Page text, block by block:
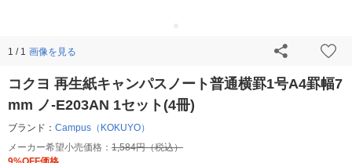
1 / 1 画像を見る
コクヨ 再生紙キャンパスノート普通横罫1号A4罫幅7
mm ノ-E203AN 1セット(4冊)
ブランド： Campus（KOKUYO）
メーカー希望小売価格： 1,584円（税込）